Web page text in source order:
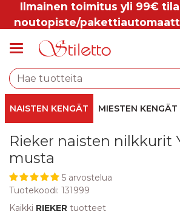
Ilmainen toimitus yli 99€
noutopiste/
NAISTEN KENGÄT MIESTEN KENGÄT
Rieker naisten nilkkurit
musta
5 arvostelua
Tuotekoodi: 131999
Kaikki RIEKER tuotteet